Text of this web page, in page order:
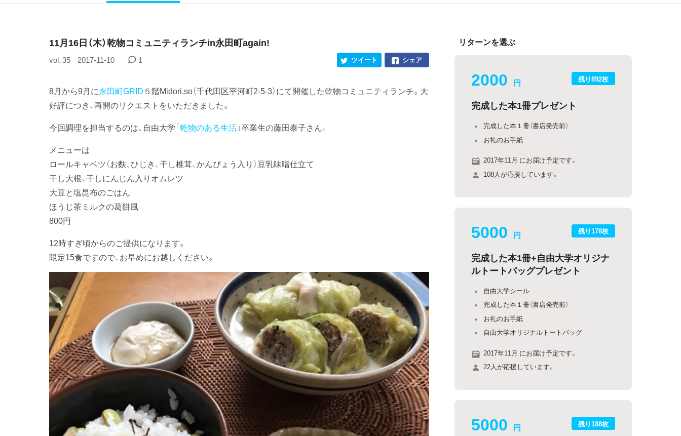
11月16日（木）乾物コミュニティランチin永田町again!
vol. 35 2017-11-10 1 シェア
ツイート
8月から9月に永田町GRID ５階Midori.so（千代田区平河町2-5-3）にて開催した乾物コミュニティランチ。大
好評につき、再開のリクエストをいただきました。
今回調理を担当するのは、自由大学「乾物のある生活」卒業生の藤田泰子さん。
メニューは
ロールキャベツ（お麩、ひじき、干し椎茸、かんぴょう入り）豆乳味噌仕立て
干し大根、干しにんじん入りオムレツ
大豆と塩昆布のごはん
ほうじ茶ミルクの葛餅風
800円
12時すぎ頃からのご提供になります。
限定15食ですので、お早めにお越しください。
リターンを選ぶ
残り892枚
2000 円
完成した本1冊プレゼント
完成した本１冊（書店発売前）
お礼のお手紙
2017年11月 にお届け予定です。
108人が応援しています。
残り178枚
5000 円
完成した本1冊+自由大学オリジナ
ルトートバッグプレゼント
自由大学シール
完成した本１冊（書店発売前）
お礼のお手紙
自由大学オリジナルトートバッグ
2017年11月 にお届け予定です。
22人が応援しています。
残り188枚
5000 円